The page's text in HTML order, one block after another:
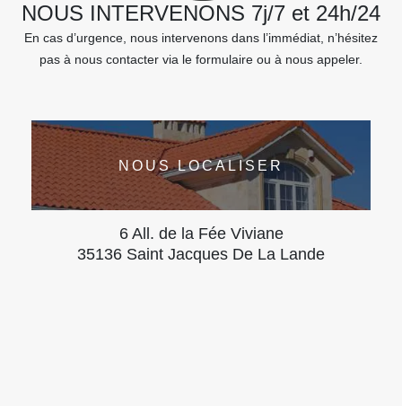
NOUS INTERVENONS 7j/7 et 24h/24
En cas d’urgence, nous intervenons dans l’immédiat, n’hésitez
pas à nous contacter via le formulaire ou à nous appeler.
NOUS LOCALISER
6 All. de la Fée Viviane
35136 Saint Jacques De La Lande